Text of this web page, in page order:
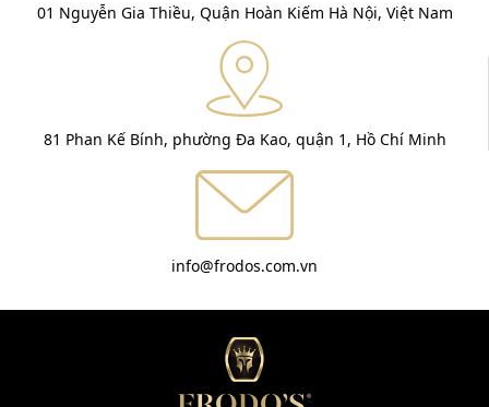
01 Nguyễn Gia Thiều, Quận Hoàn Kiếm Hà Nội, Việt Nam
81 Phan Kế Bính, phường Đa Kao, quận 1, Hồ Chí Minh
info@frodos.com.vn